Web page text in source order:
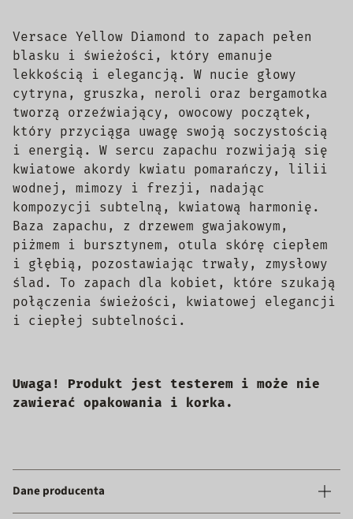
Versace Yellow Diamond to zapach pełen
blasku i świeżości, który emanuje
lekkością i elegancją. W nucie głowy
cytryna, gruszka, neroli oraz bergamotka
tworzą orzeźwiający, owocowy początek,
który przyciąga uwagę swoją soczystością
i energią. W sercu zapachu rozwijają się
kwiatowe akordy kwiatu pomarańczy, lilii
wodnej, mimozy i frezji, nadając
kompozycji subtelną, kwiatową harmonię.
Baza zapachu, z drzewem gwajakowym,
piżmem i bursztynem, otula skórę ciepłem
i głębią, pozostawiając trwały, zmysłowy
ślad. To zapach dla kobiet, które szukają
połączenia świeżości, kwiatowej elegancji
i ciepłej subtelności.
Uwaga! Produkt jest testerem i może nie
zawierać opakowania i korka.
Dane producenta